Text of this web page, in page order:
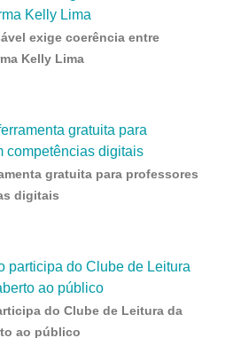
exige coerência entre
Kelly Lima
gratuita para professores
digitais
do Clube de Leitura da
ao público